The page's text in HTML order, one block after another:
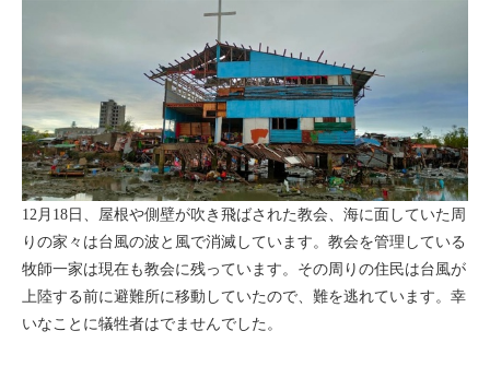
12月18日、屋根や側壁が吹き飛ばされた教会、海に面していた周
りの家々は台風の波と風で消滅しています。教会を管理している
牧師一家は現在も教会に残っています。その周りの住民は台風が
上陸する前に避難所に移動していたので、難を逃れています。幸
いなことに犠牲者はでませんでした。